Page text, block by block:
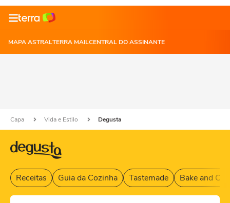
MAPA ASTRALTERRA MAILCENTRAL DO ASSINANTE
Capa Vida e Estilo Degusta
Receitas Guia da Cozinha Tastemade Bake and